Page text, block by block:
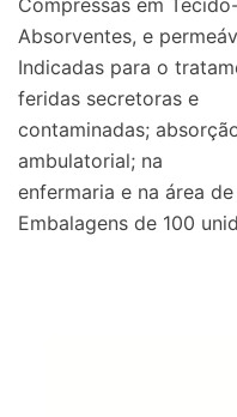
Absorventes, e
Indicadas para o
feridas secretoras e
contaminadas;
ambulatorial; na
enfermaria e na área
Embalagens de 100